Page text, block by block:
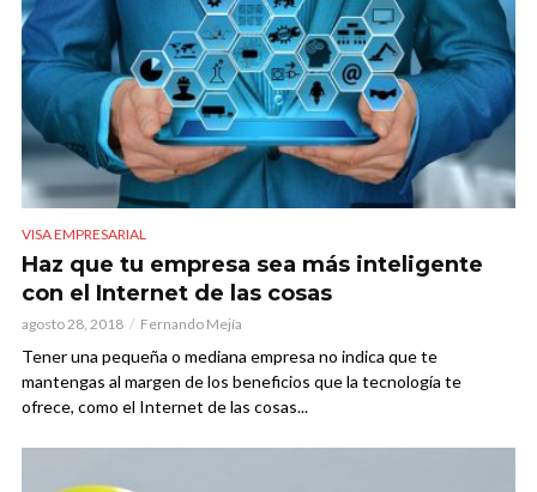
VISA EMPRESARIAL
Haz que tu empresa sea más inteligente
con el Internet de las cosas
agosto 28, 2018 Fernando Mejía
Tener una pequeña o mediana empresa no indica que te
mantengas al margen de los beneficios que la tecnología te
ofrece, como el Internet de las cosas...